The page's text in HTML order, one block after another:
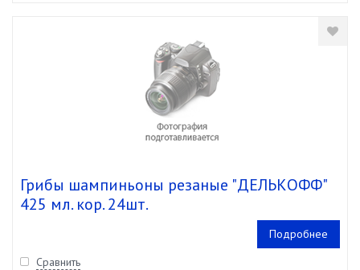
Грибы шампиньоны резаные "ДЕЛЬКОФФ"
425 мл. кор. 24шт.
Подробнее
Сравнить